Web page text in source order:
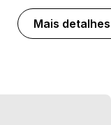
Mais detalhes